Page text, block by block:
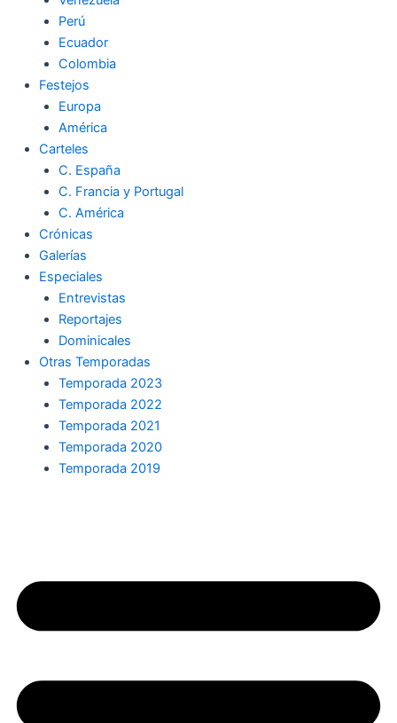
Perú
Ecuador
Colombia
Festejos
Europa
América
Carteles
C. España
C. Francia y Portugal
C. América
Crónicas
Galerías
Especiales
Entrevistas
Reportajes
Dominicales
Otras Temporadas
Temporada 2023
Temporada 2022
Temporada 2021
Temporada 2020
Temporada 2019